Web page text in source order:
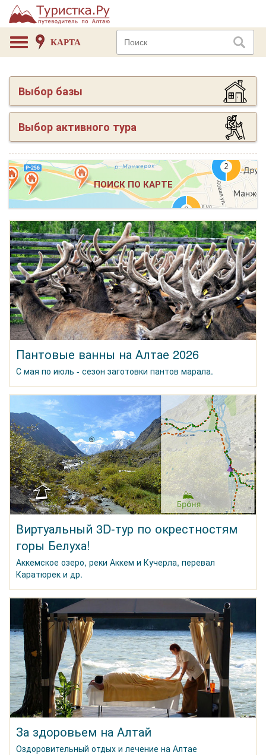
КАРТА
Выбор базы
Выбор активного тура
ПОИСК ПО КАРТЕ
Пантовые ванны на Алтае 2026
С мая по июль - сезон заготовки пантов марала.
Виртуальный 3D-тур по окрестностям
горы Белуха!
Аккемское озеро, реки Аккем и Кучерла, перевал
Каратюрек и др.
За здоровьем на Алтай
Оздоровительный отдых и лечение на Алтае